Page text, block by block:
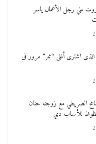
علي رجل الأعمال ياسر
اشترى أغلى “نمر” مرور فى
الصريطي مع زوجته حنان
للأسباب دي